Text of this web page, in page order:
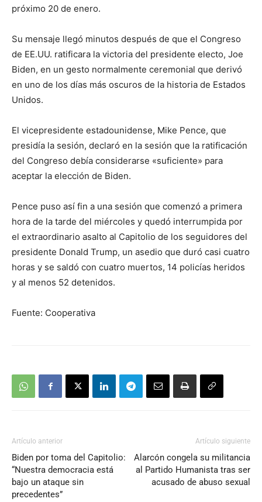
próximo 20 de enero.
Su mensaje llegó minutos después de que el Congreso
de EE.UU. ratificara la victoria del presidente electo, Joe
Biden, en un gesto normalmente ceremonial que derivó
en uno de los días más oscuros de la historia de Estados
Unidos.
El vicepresidente estadounidense, Mike Pence, que
presidía la sesión, declaró en la sesión que la ratificación
del Congreso debía considerarse «suficiente» para
aceptar la elección de Biden.
Pence puso así fin a una sesión que comenzó a primera
hora de la tarde del miércoles y quedó interrumpida por
el extraordinario asalto al Capitolio de los seguidores del
presidente Donald Trump, un asedio que duró casi cuatro
horas y se saldó con cuatro muertos, 14 policías heridos
y al menos 52 detenidos.
Fuente: Cooperativa
Artículo anterior
Biden por toma del Capitolio:
“Nuestra democracia está
bajo un ataque sin
precedentes”
Artículo siguiente
Alarcón congela su militancia
al Partido Humanista tras ser
acusado de abuso sexual